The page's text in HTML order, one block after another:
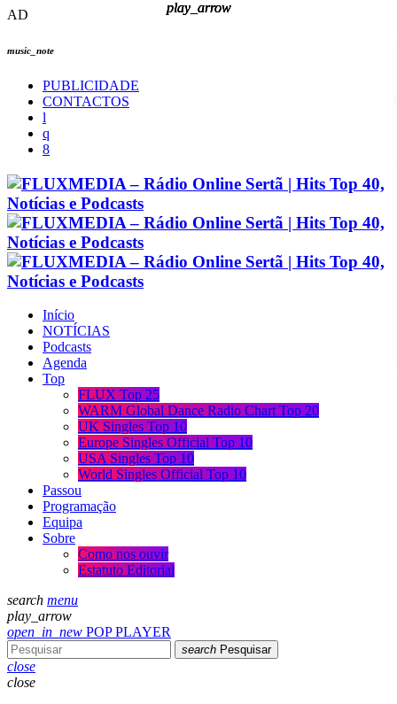
AD
music_note
PUBLICIDADE
CONTACTOS
Início
NOTÍCIAS
Podcasts
Agenda
Top
FLUX Top 25
WARM Global Dance Radio Chart Top 20
UK Singles Top 10
Europe Singles Official Top 10
USA Singles Top 10
World Singles Official Top 10
Passou
Programação
Equipa
Sobre
Como nos ouvir
Estatuto Editorial
search menu
play_arrow
open_in_new POP PLAYER
search Pesquisar
close
close
play_arrow
play_arrow
play_arrow
play_arrow